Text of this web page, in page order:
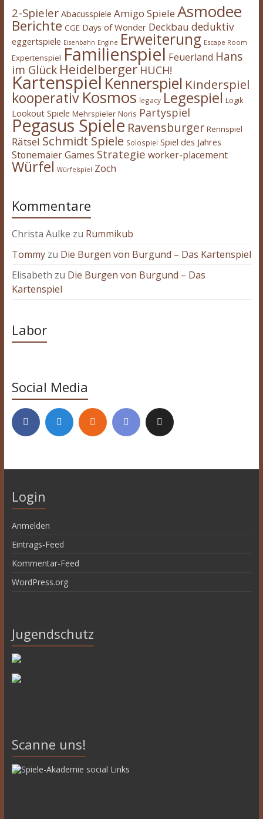
2-Spieler Abacusspiele Amigo Spiele Asmodee
Berichte CGE Days of Wonder Deckbau deduktiv
eggertspiele Eisenbahn Engine Erweiterung Escape Room
Expertenspiel Familienspiel Feuerland Hans
im Glück Heidelberger HUCH!
Kartenspiel Kennerspiel Kinderspiel
kooperativ Kosmos legacy Legespiel Logik
Lookout Spiele Mehrspieler Noris Partyspiel
Pegasus Spiele Ravensburger Rennspiel
Rätsel Schmidt Spiele Solospiel Spiel des Jahres
Stonemaier Games Strategie worker-placement
Würfel Würfelspiel Zoch
Kommentare
Christa Aulke zu Rummikub
Tommyzu Die Burgen von Burgund – Das Kartenspiel
Elisabeth zu Die Burgen von Burgund – Das
Kartenspiel
Labor
Social Media
Login
Anmelden
Eintrags-Feed
Kommentar-Feed
WordPress.org
Jugendschutz
Scanne uns!